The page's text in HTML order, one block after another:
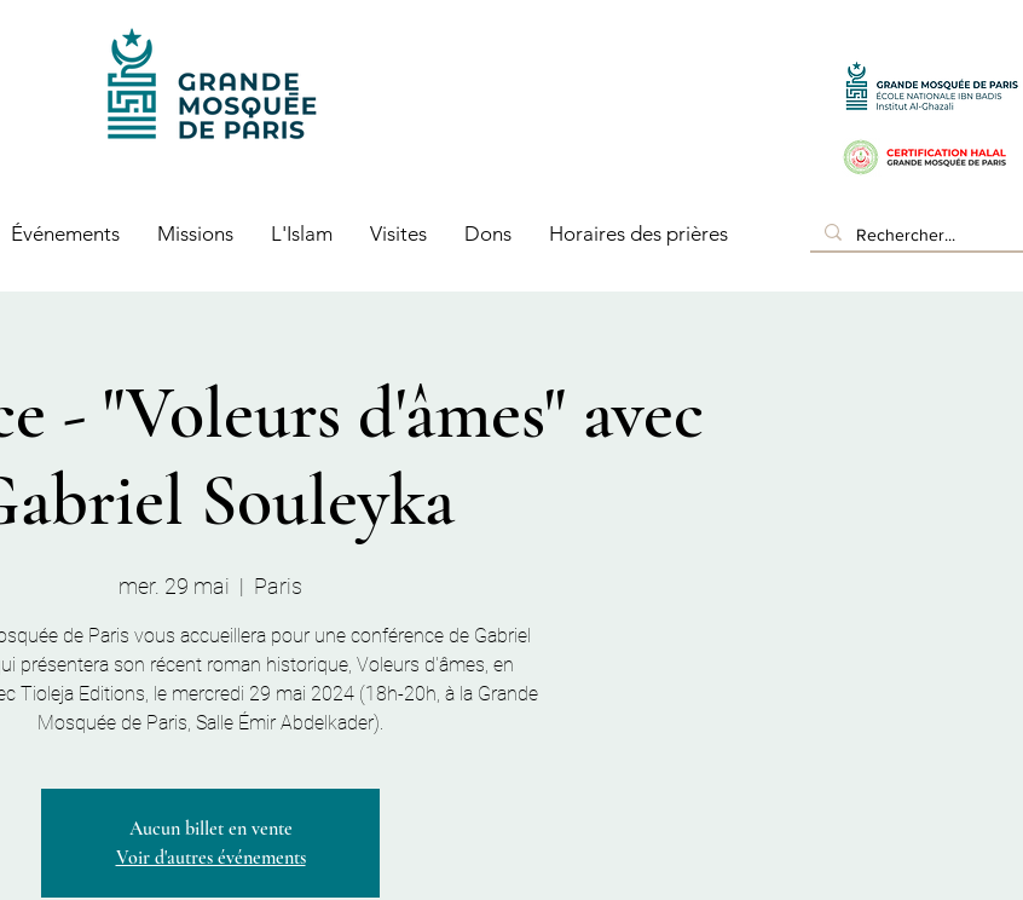
Événements Missions L'Islam Visites Dons Horaires des prières
- "Voleurs d'âmes" avec
Souleyka
mer. 29 mai
  |
Paris
de Paris vous accueillera pour une conférence de Gabriel
présentera son récent roman historique, Voleurs d'âmes, en
Tioleja Editions, le mercredi 29 mai 2024 (18h-20h, à la Grande
Mosquée de Paris, Salle Émir Abdelkader).
Aucun billet en vente
Voir d'autres événements